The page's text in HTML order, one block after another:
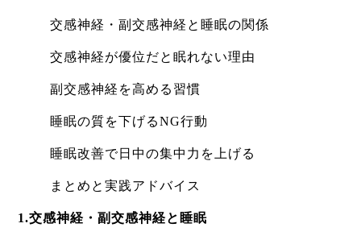
交感神経・副交感神経と睡眠の関係
交感神経が優位だと眠れない理由
副交感神経を高める習慣
睡眠の質を下げるNG行動
睡眠改善で日中の集中力を上げる
まとめと実践アドバイス
1.交感神経・副交感神経と睡眠